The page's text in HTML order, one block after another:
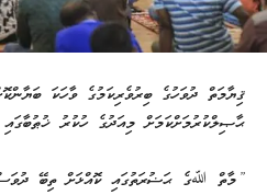
ޤިޔާމަތް ދުވަހުގެ ބިރުވެރިކަމުގެ ވާހަކަ
ޙާޞިލްކުރުމަށްކަމަށް މިއަދުގެ ހުކުރު ޚުޠުބާގައި
”މާތް ﷲގެ ޙަޟުރަތުގައި ކޮއްޅަށް ތިބޭ